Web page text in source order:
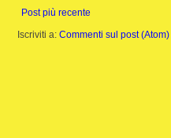
Post più recente
Iscriviti a: Commenti sul post (Atom)